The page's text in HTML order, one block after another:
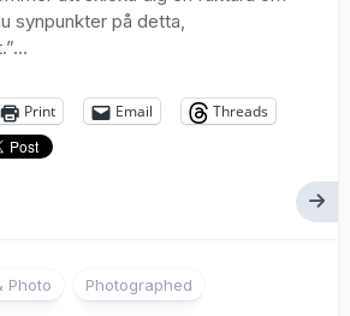
synpunkter på detta,
Print Email
Threads
Photo Photographed